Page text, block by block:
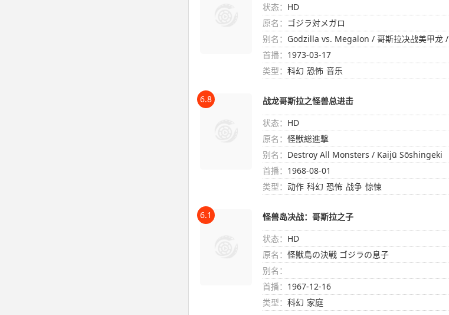
状态： HD
原名： ゴジラ対メガロ
别名： Godzilla vs. Megalon / 哥斯拉决战美甲龙 /
哥吉拉决战美甲龙
首播： 1973-03-17
类型： 科幻 恐怖 音乐
6.8
战龙哥斯拉之怪兽总进击
状态： HD
原名： 怪獣総進撃
别名： Destroy All Monsters / Kaijū Sōshingeki
首播： 1968-08-01
类型： 动作 科幻 恐怖 战争 惊悚
6.1
怪兽岛决战：哥斯拉之子
状态： HD
原名： 怪獣島の決戦 ゴジラの息子
别名：
首播： 1967-12-16
类型： 科幻 家庭